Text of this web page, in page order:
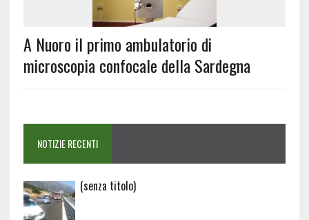
A Nuoro il primo ambulatorio di
microscopia confocale della Sardegna
NOTIZIE RECENTI
(senza titolo)Articolo